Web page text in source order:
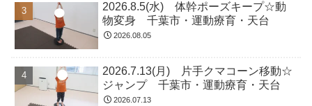
2026.8.5(水) 体幹ポーズキープ☆動
物変身 千葉市・運動療育・天台
2026.08.05
2026.7.13(月) 片手クマコーン移動☆
ジャンプ 千葉市・運動療育・天台
2026.07.13